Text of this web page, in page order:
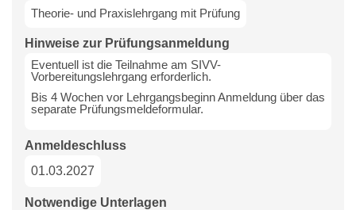
Theorie- und Praxislehrgang mit Prüfung
Hinweise zur Prüfungsanmeldung
Eventuell ist die Teilnahme am SIVV-
Vorbereitungslehrgang erforderlich.
Bis 4 Wochen vor Lehrgangsbeginn Anmeldung über das
separate Prüfungsmeldeformular.
Anmeldeschluss
01.03.2027
Notwendige Unterlagen